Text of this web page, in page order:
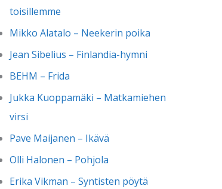
toisillemme
Mikko Alatalo – Neekerin poika
Jean Sibelius – Finlandia-hymni
BEHM – Frida
Jukka Kuoppamäki – Matkamiehen
virsi
Pave Maijanen – Ikävä
Olli Halonen – Pohjola
Erika Vikman – Syntisten pöytä